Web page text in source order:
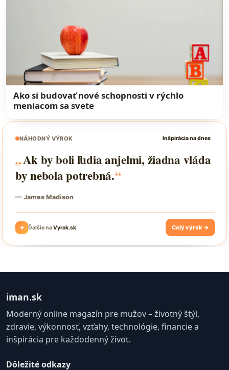
Ako si budovať nové schopnosti v rýchlo
meniacom sa svete
iman.sk
Moderný online magazín pre mužov – životný štýl,
zdravie, výkonnosť, vzťahy, technológie, financie a
inšpirácia pre každodenný život.
Dôležité odkazy